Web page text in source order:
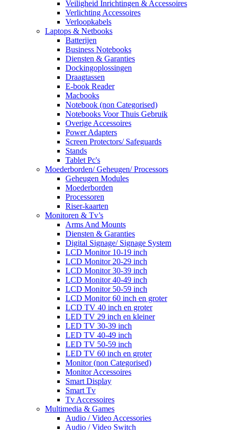
Veiligheid Inrichtingen & Accessoires
Verlichting Accessoires
Verloopkabels
Laptops & Netbooks
Batterijen
Business Notebooks
Diensten & Garanties
Dockingoplossingen
Draagtassen
E-book Reader
Macbooks
Notebook (non Categorised)
Notebooks Voor Thuis Gebruik
Overige Accessoires
Power Adapters
Screen Protectors/ Safeguards
Stands
Tablet Pc's
Moederborden/ Geheugen/ Processors
Geheugen Modules
Moederborden
Processoren
Riser-kaarten
Monitoren & Tv’s
Arms And Mounts
Diensten & Garanties
Digital Signage/ Signage System
LCD Monitor 10-19 inch
LCD Monitor 20-29 inch
LCD Monitor 30-39 inch
LCD Monitor 40-49 inch
LCD Monitor 50-59 inch
LCD Monitor 60 inch en groter
LCD TV 40 inch en groter
LED TV 29 inch en kleiner
LED TV 30-39 inch
LED TV 40-49 inch
LED TV 50-59 inch
LED TV 60 inch en groter
Monitor (non Categorised)
Monitor Accessoires
Smart Display
Smart Tv
Tv Accessoires
Multimedia & Games
Audio / Video Accessories
Audio / Video Switch